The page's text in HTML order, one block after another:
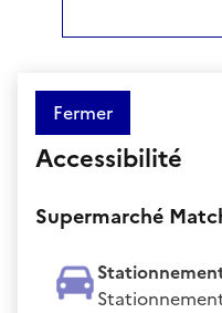
Fermer
Accessibilité
Supermarché